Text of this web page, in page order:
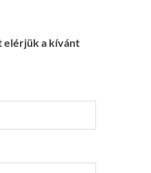
elérjük a kívánt